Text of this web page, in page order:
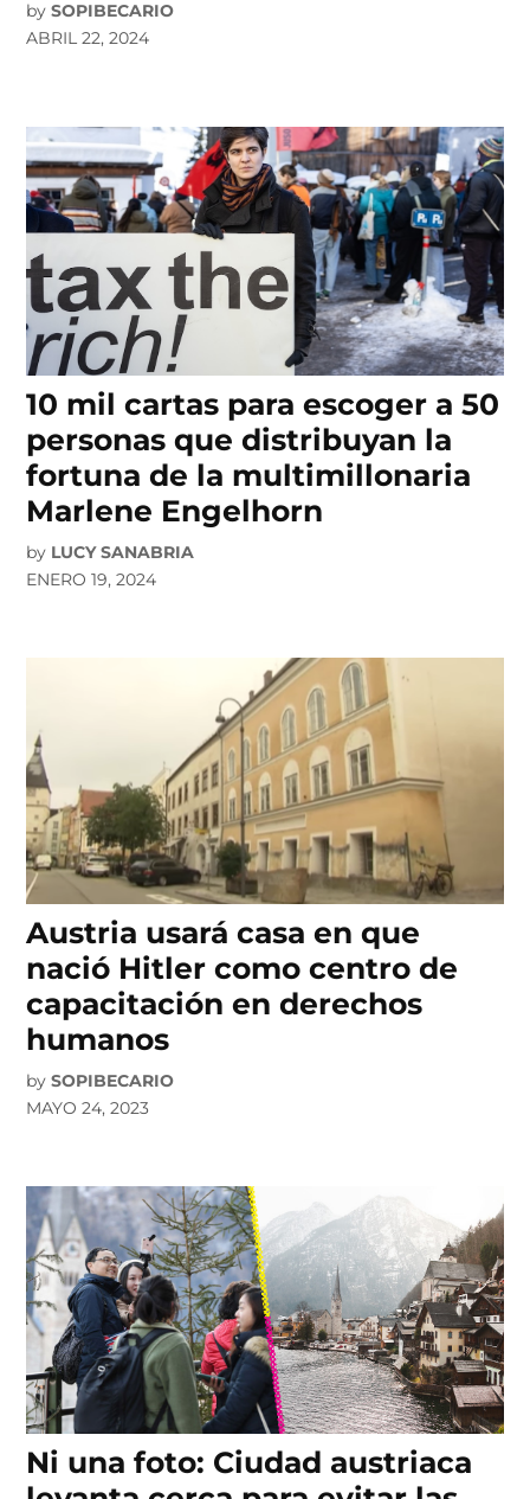
by SOPIBECARIO
ABRIL 22, 2024
10 mil cartas para escoger a 50
personas que distribuyan la
fortuna de la multimillonaria
Marlene Engelhorn
by LUCY SANABRIA
ENERO 19, 2024
Austria usará casa en que
nació Hitler como centro de
capacitación en derechos
humanos
by SOPIBECARIO
MAYO 24, 2023
Ni una foto: Ciudad austriaca